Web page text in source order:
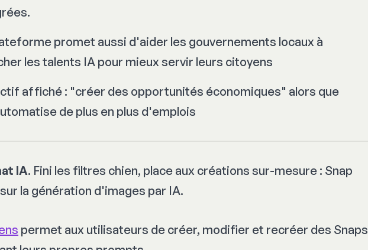
promet aussi d'aider les gouvernements locaux à
les talents IA pour mieux servir leurs citoyens
affiché : "créer des opportunités économiques" alors que
de plus en plus d'emplois
IA. Fini les filtres chien, place aux créations sur-mesure : Snap
la génération d'images par IA.
permet aux utilisateurs de créer, modifier et recréer des Snaps